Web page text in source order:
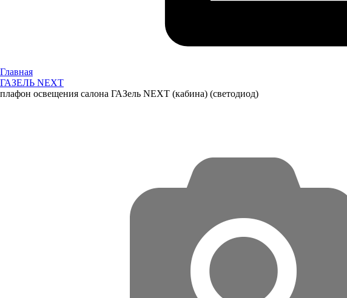
Главная
ГАЗЕЛЬ NEXT
плафон освещения салона ГАЗель NEXT (кабина) (светодиод)